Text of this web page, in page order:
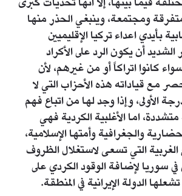
ومجتمعة، وينبغي الحذر منها
بأيدي اعداء تركيا الإقليميين
الشديد أن يكون الرد على الأكراد
كانوا اتراكاً أو من غيرهم، لأن
مع قياداته هذه الأحزاب التي لا
الأولى، وإذا وجد لها من اتباع فهم
اما الأغلبية الكردية فهي
والجغرافية وأمتها الإسلامية،
الغربية التي تسعى لاستغلال الظروف
سوريا لإضافة الوقود الكردي على
الدولة الإيرانية في المنطقة.